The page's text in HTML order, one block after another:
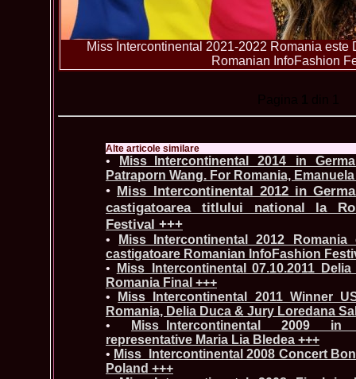
Miss Intercontinental 2021-2022 Romania este
Romanian InfoFashion
Alte articole similare
•
Miss_Intercontinental 2014 in
Patraporn Wang. For Romania,
• Miss_Intercontinental 2012 in
castigatoarea titlului national la
Festival +++
•
Miss_Intercontinental 2012
castigatoare Romanian InfoFashion
•
Miss_Intercontinental 07.10.2011
Romania Final +++
•
Miss_Intercontinental 2011 Winner
Romania, Delia Duca & Jury Loredana
•
Miss_Intercontinental 2009 in
representative Maria Lia Bledea +++
• Miss_Intercontinental 2008 Concert
Poland +++